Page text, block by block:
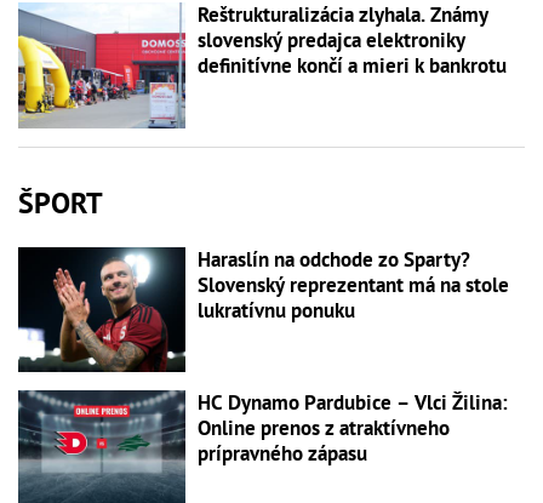
Reštrukturalizácia zlyhala. Známy
slovenský predajca elektroniky
definitívne končí a mieri k bankrotu
ŠPORT
Haraslín na odchode zo Sparty?
Slovenský reprezentant má na stole
lukratívnu ponuku
HC Dynamo Pardubice – Vlci Žilina:
Online prenos z atraktívneho
prípravného zápasu